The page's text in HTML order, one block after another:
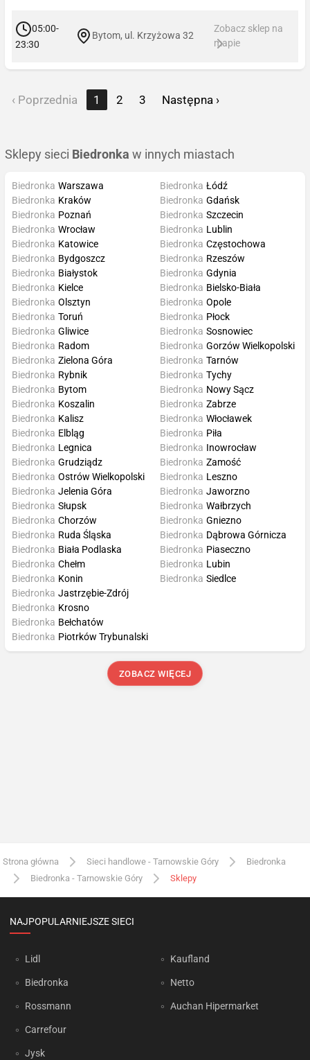
05:00-
23:30
Bytom, ul. Krzyżowa 32
Zobacz sklep na
mapie
‹ Poprzednia 1 2 3 Następna ›
Sklepy sieci Biedronka w innych miastach
Biedronka Warszawa
Biedronka Kraków
Biedronka Poznań
Biedronka Wrocław
Biedronka Łódź
Biedronka Gdańsk
Biedronka Szczecin
Biedronka Lublin
Biedronka Katowice
Biedronka Bydgoszcz
Biedronka Białystok
Biedronka Kielce
Biedronka Częstochowa
Biedronka Rzeszów
Biedronka Gdynia
Biedronka Bielsko-Biała
Biedronka Olsztyn
Biedronka Toruń
Biedronka Gliwice
Biedronka Radom
Biedronka Opole
Biedronka Płock
Biedronka Sosnowiec
Biedronka Gorzów Wielkopolski
Biedronka Zielona Góra
Biedronka Rybnik
Biedronka Bytom
Biedronka Koszalin
Biedronka Tarnów
Biedronka Tychy
Biedronka Nowy Sącz
Biedronka Zabrze
Biedronka Kalisz
Biedronka Elbląg
Biedronka Legnica
Biedronka Grudziądz
Biedronka Włocławek
Biedronka Piła
Biedronka Inowrocław
Biedronka Zamość
Biedronka Ostrów Wielkopolski
Biedronka Jelenia Góra
Biedronka Słupsk
Biedronka Chorzów
Biedronka Leszno
Biedronka Jaworzno
Biedronka Wałbrzych
Biedronka Gniezno
Biedronka Ruda Śląska
Biedronka Biała Podlaska
Biedronka Chełm
Biedronka Konin
Biedronka Dąbrowa Górnicza
Biedronka Piaseczno
Biedronka Lubin
Biedronka Siedlce
Biedronka Jastrzębie-Zdrój
Biedronka Krosno
Biedronka Bełchatów
Biedronka Piotrków Trybunalski
ZOBACZ WIĘCEJ
Strona główna Sieci handlowe - Tarnowskie Góry
Biedronka
Biedronka - Tarnowskie Góry
Sklepy
NAJPOPULARNIEJSZE SIECI
Lidl
Biedronka
Rossmann
Carrefour
Jysk
Kaufland
Netto
Auchan Hipermarket